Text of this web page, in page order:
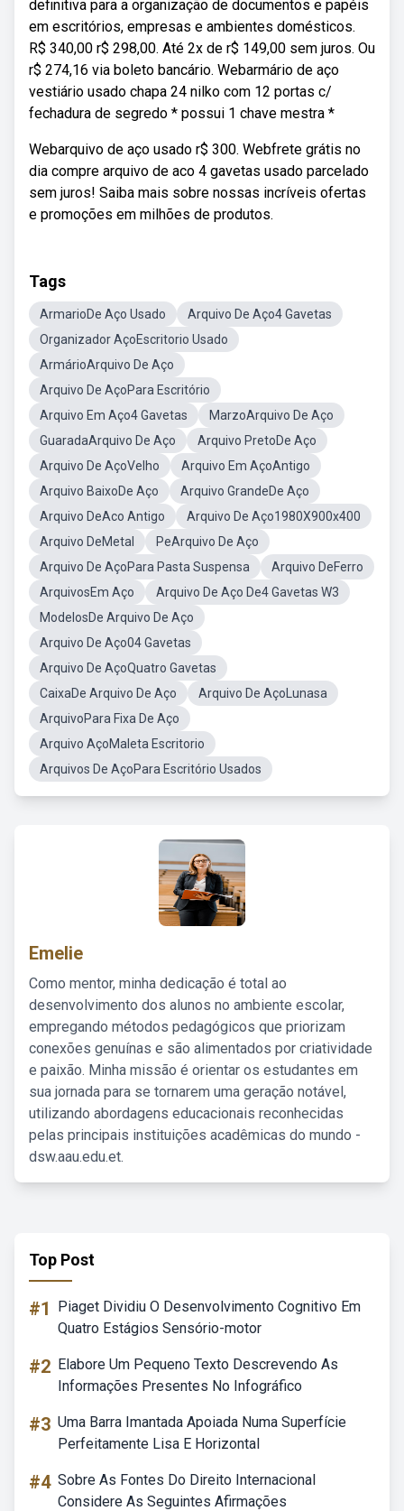
definitiva para a organização de documentos e papéis
em escritórios, empresas e ambientes domésticos.
R$ 340,00 r$ 298,00. Até 2x de r$ 149,00 sem juros. Ou
r$ 274,16 via boleto bancário. Webarmário de aço
vestiário usado chapa 24 nilko com 12 portas c/
fechadura de segredo * possui 1 chave mestra *
Webarquivo de aço usado r$ 300. Webfrete grátis no
dia compre arquivo de aco 4 gavetas usado parcelado
sem juros! Saiba mais sobre nossas incríveis ofertas
e promoções em milhões de produtos.
Tags
ArmarioDe Aço Usado
Arquivo De Aço4 Gavetas
Organizador AçoEscritorio Usado
ArmárioArquivo De Aço
Arquivo De AçoPara Escritório
Arquivo Em Aço4 Gavetas
MarzoArquivo De Aço
GuaradaArquivo De Aço
Arquivo PretoDe Aço
Arquivo De AçoVelho
Arquivo Em AçoAntigo
Arquivo BaixoDe Aço
Arquivo GrandeDe Aço
Arquivo DeAco Antigo
Arquivo De Aço1980X900x400
Arquivo DeMetal
PeArquivo De Aço
Arquivo De AçoPara Pasta Suspensa
Arquivo DeFerro
ArquivosEm Aço
Arquivo De Aço De4 Gavetas W3
ModelosDe Arquivo De Aço
Arquivo De Aço04 Gavetas
Arquivo De AçoQuatro Gavetas
CaixaDe Arquivo De Aço
Arquivo De AçoLunasa
ArquivoPara Fixa De Aço
Arquivo AçoMaleta Escritorio
Arquivos De AçoPara Escritório Usados
Emelie
Como mentor, minha dedicação é total ao
desenvolvimento dos alunos no ambiente escolar,
empregando métodos pedagógicos que priorizam
conexões genuínas e são alimentados por criatividade
e paixão. Minha missão é orientar os estudantes em
sua jornada para se tornarem uma geração notável,
utilizando abordagens educacionais reconhecidas
pelas principais instituições acadêmicas do mundo -
dsw.aau.edu.et.
Top Post
#1
Piaget Dividiu O Desenvolvimento Cognitivo Em
Quatro Estágios Sensório-motor
#2 Elabore Um Pequeno Texto Descrevendo As
Informações Presentes No Infográfico
#3 Uma Barra Imantada Apoiada Numa Superfície
Perfeitamente Lisa E Horizontal
#4 Sobre As Fontes Do Direito Internacional
Considere As Seguintes Afirmações